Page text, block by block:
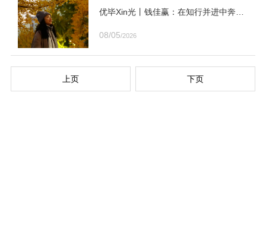
优毕Xin光丨钱佳赢：在知行并进中奔赴
08/05/2026
上页 下页